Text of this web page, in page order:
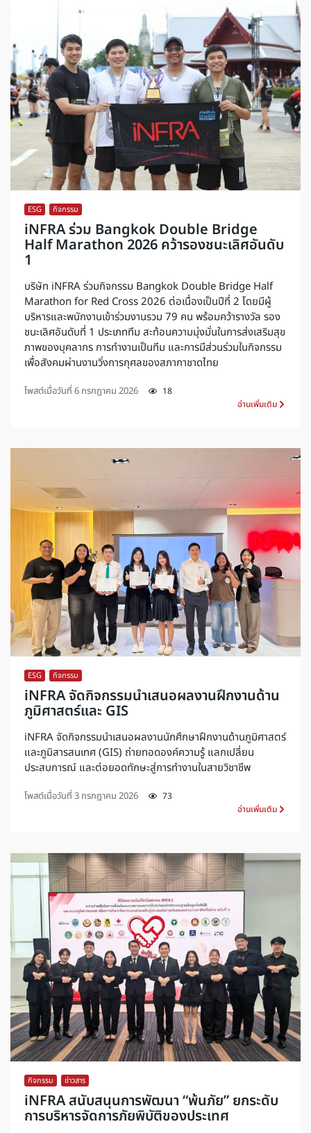
ESG กิจกรรม
iNFRA ร่วม Bangkok Double Bridge
Half Marathon 2026 คว้ารองชนะเลิศอันดับ
1
บริษัท iNFRA ร่วมกิจกรรม Bangkok Double Bridge Half
Marathon for Red Cross 2026 ต่อเนื่องเป็นปีที่ 2 โดยมีผู้
บริหารและพนักงานเข้าร่วมงานรวม 79 คน พร้อมคว้ารางวัล รอง
ชนะเลิศอันดับที่ 1 ประเภททีม สะท้อนความมุ่งมั่นในการส่งเสริมสุข
ภาพของบุคลากร การทำงานเป็นทีม และการมีส่วนร่วมในกิจกรรม
เพื่อสังคมผ่านงานวิ่งการกุศลของสภากาชาดไทย
โพสต์เมื่อวันที่ 6 กรกฎาคม 2026
18
อ่านเพิ่มเติม
ESG กิจกรรม
iNFRA จัดกิจกรรมนำเสนอผลงานฝึกงานด้าน
ภูมิศาสตร์และ GIS
iNFRA จัดกิจกรรมนำเสนอผลงานนักศึกษาฝึกงานด้านภูมิศาสตร์
และภูมิสารสนเทศ (GIS) ถ่ายทอดองค์ความรู้ แลกเปลี่ยน
ประสบการณ์ และต่อยอดทักษะสู่การทำงานในสายวิชาชีพ
โพสต์เมื่อวันที่ 3 กรกฎาคม 2026
73
อ่านเพิ่มเติม
กิจกรรม ข่าวสาร
iNFRA สนับสนุนการพัฒนา “พ้นภัย” ยกระดับ
การบริหารจัดการภัยพิบัติของประเทศ